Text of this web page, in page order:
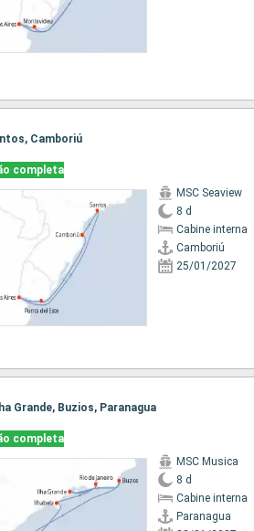
Camboriú
completa
MSC Seaview
8 d
Cabine interna
Camboriú
25/01/2027
Grande, Buzios, Paranagua
completa
MSC Musica
8 d
Cabine interna
Paranagua